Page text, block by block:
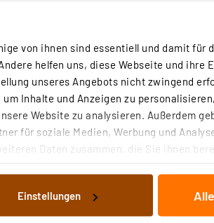
von ihnen sind essentiell und damit für
helfen uns, diese Webseite und ihre
unseres Angebots nicht zwingend
Inhalte und Anzeigen zu
Website zu analysieren. Außerdem
für soziale Medien, Werbung und
Daten zusammen, die Sie ihnen
bzw. die von Ihnen ausgewählten
einzelnen Cookies nach Zweck und
Einstellungen
hohem Strombedarf. Die Platine
bei entsprechender
wurde, startet die
via E-Mail benachrichtigen.
Der StromPi 3 kann z. B.
wie USB-Festplatten